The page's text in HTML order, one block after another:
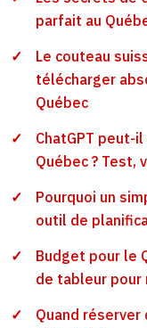
parfait au
Le couteau
télécharger
Québec
ChatGPT peut-
Québec ? Test,
Pourquoi un
outil de
Budget pour le
de tableur pour
Quand